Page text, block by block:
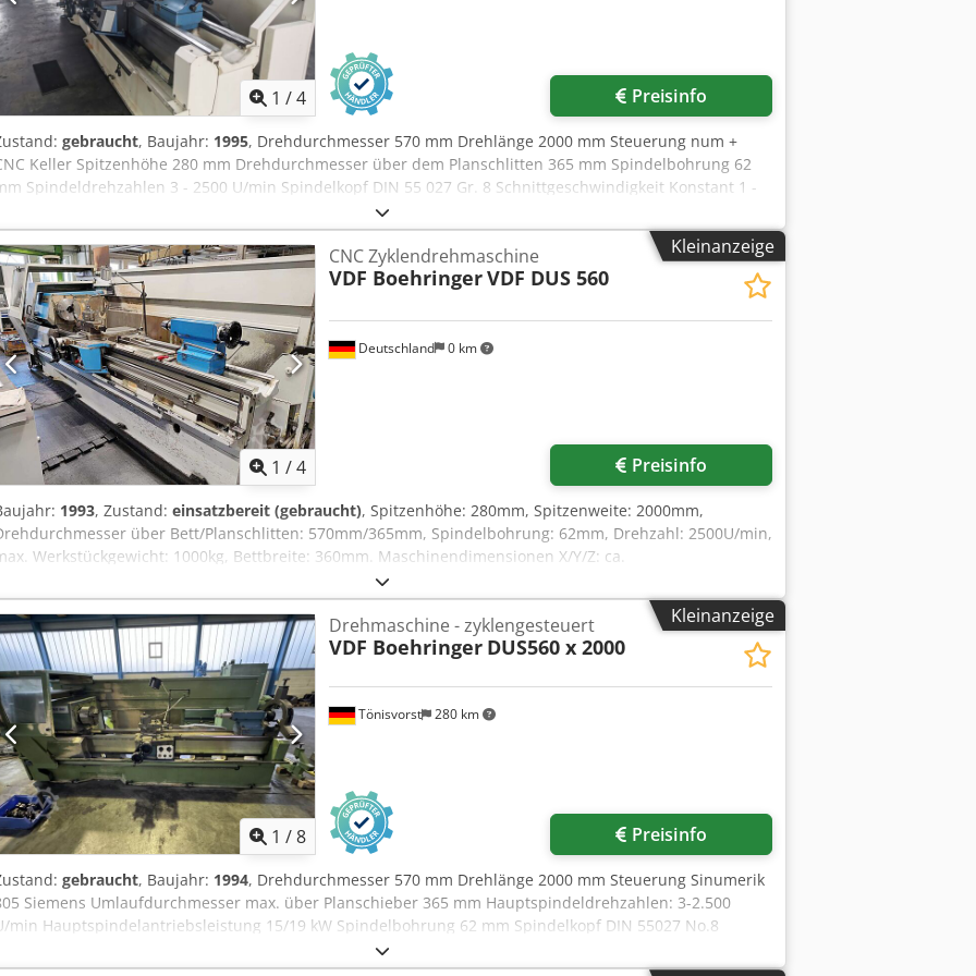
+ Bohrfutter - Feste Lünette - 3-Backen-Futter Forkardt 315-F Ø315 mm Gewicht &
- 5.500 kg - 5.000 x 2.100 x 2.000 mm (LxBxH) Alle weiteren Spezifikationen dieser Maschine
Sie auf den letzten Bildern!
1 /4 Preisinfo
gebraucht, Baujahr: 1995, Drehdurchmesser 570 mm Drehlänge 2000 mm Steuerung num +
Keller Spitzenhöhe 280 mm Drehdurchmesser über dem Planschlitten 365 mm Spindelbohrung 62
Spindeldrehzahlen 3 - 2500 U/min Spindelkopf DIN 55 027 Gr. 8 Schnittgeschwindigkeit Konstant 1 -
9999 m/min Vorschubbereich x - Richtung 0,01 - 50 mm/U Vorschubereich z-Richtung 0,01 - 50 mm/U
- längs/plan 10 / 5 m/min Vorschubkraft x-Achse 7100 N Vorschubkraft z-Achse 12.500 N
345 mm Codpfoyrhm Ujx Aamjha Oberschlittenweg 125 mm Bettbreite 360 mm
Reitstockpinolendurchmesser 80 mm Reitstockpinolenhub 190 mm Reitstockaufnahme MK 5
max. - fliegend 400 kg Werkstückgewicht zwischen Spitzen max. 1000 kg
max. je Lünette zusätzlich 300 kg Gewindeschneiden metrisch 0,1 - 400 mm/Stg.
der Maschine L x B x H 3,98 x 1,87 x 1,81 m Zubehör: 3-Backenfutter RÖHM, 250 mmø;
Kopf, feste Lünette, Kühlmitteleinrichtung
Kleinanzeige
1 /4
Deutschland 0 km
CNC Zyklendrehmaschine
VDF BoehringerVDF DUS 560
Preisinfo
1993, Zustand: einsatzbereit (gebraucht), Spitzenhöhe: 280mm, Spitzenweite: 2000mm,
über Bett/Planschlitten: 570mm/365mm, Spindelbohrung: 62mm, Drehzahl: 2500U/min,
Werkstückgewicht: 1000kg, Bettbreite: 360mm. Maschinendimensionen X/Y/Z: ca.
4000mm/2250mm/2000mm, Gewicht: ca. 5500kg, Steuerung: Siemens. Eine Besichtigung vor Ort ist
Cedpfxjxq Eyuj Aameha
Kleinanzeige
1 /8
Tönisvorst 280 km
Drehmaschine - zyklengesteuert
VDF Boehringer DUS560 x 2000
Preisinfo
gebraucht, Baujahr: 1994, Drehdurchmesser 570 mm Drehlänge 2000 mm Steuerung Sinumerik
Siemens Umlaufdurchmesser max. über Planschieber 365 mm Hauptspindeldrehzahlen: 3-2.500
min Hauptspindelantriebsleistung 15/19 kW Spindelbohrung 62 mm Spindelkopf DIN 55027 No.8
Reitstockaufnahme MK 5 Pinolenhub 190 mm Pinolendurchmesser 80 mm Vorschubbereich - längs und
0,01-50 mm/u Gesamtleistungsbedarf 50 KVA Maschinengewicht ca. 5 t Raumbedarf ca. m Inkl.